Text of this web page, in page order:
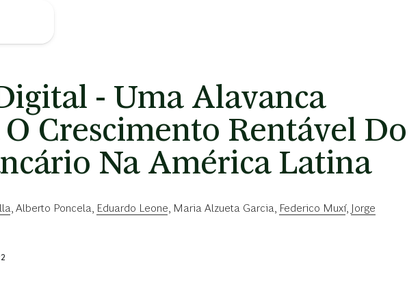
- Uma Alavanca
O Crescimento Rentável Do
Na América Latina
Alberto Poncela Eduardo Leone Maria Alzueta Garcia Federico Muxí, Jorge